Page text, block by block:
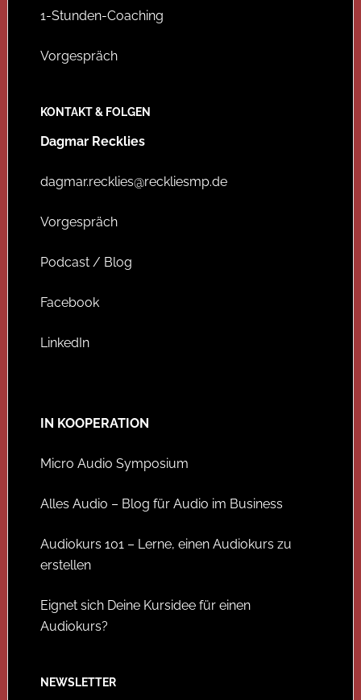
1-Stunden-Coaching
Vorgespräch
KONTAKT & FOLGEN
Dagmar Recklies
dagmar.recklies@reckliesmp.de
Vorgespräch
Podcast / Blog
Facebook
LinkedIn
IN KOOPERATION
Micro Audio Symposium
Alles Audio – Blog für Audio im Business
Audiokurs 101 – Lerne, einen Audiokurs zu
erstellen
Eignet sich Deine Kursidee für einen
Audiokurs?
NEWSLETTER